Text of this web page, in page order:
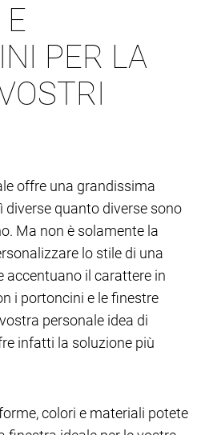
PER LA
offre una grandissima
diverse quanto diverse sono
Ma non è solamente la
lo stile di una
accentuano il carattere in
i portoncini e le finestre
personale idea di
infatti la soluzione più
colori e materiali potete